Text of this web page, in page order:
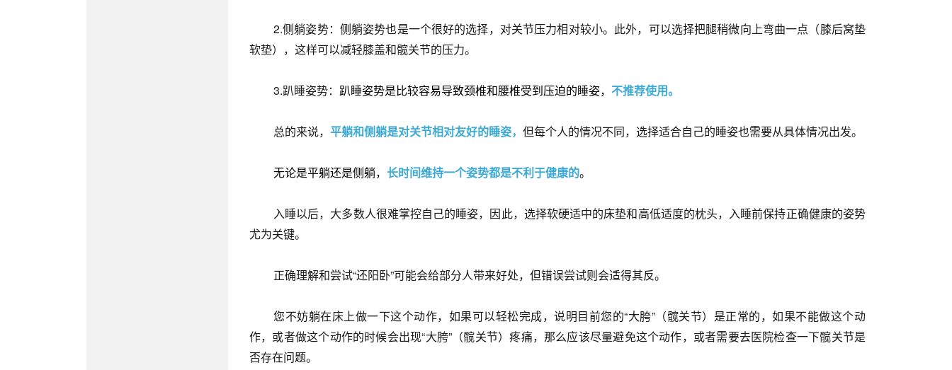
2.侧躺姿势：侧躺姿势也是一个很好的选择，对关节压力相对较小。此外，可以选择把腿稍微向上弯曲一点（膝后窝垫
软垫），这样可以减轻膝盖和髋关节的压力。
3.趴睡姿势： 趴睡姿势是比较容易导致颈椎和腰椎受到压迫的睡姿， 不推荐使用。
总的来说， 平躺和侧躺是对关节相对友好的睡姿， 但每个人的情况不同，选择适合自己的睡姿也需要从具体情况出发。
无论是平躺还是侧躺， 长时间维持一个姿势都是不利于健康的。
入睡以后，大多数人很难掌控自己的睡姿，因此，选择软硬适中的床垫和高低适度的枕头，入睡前保持正确健康的姿势
尤为关键。
正确理解和尝试“还阳卧”可能会给部分人带来好处，但错误尝试则会适得其反。
您不妨躺在床上做一下这个动作，如果可以轻松完成，说明目前您的“大胯”（髋关节）是正常的，如果不能做这个动
作，或者做这个动作的时候会出现“大胯”（髋关节）疼痛，那么应该尽量避免这个动作，或者需要去医院检查一下髋关节是
否存在问题。